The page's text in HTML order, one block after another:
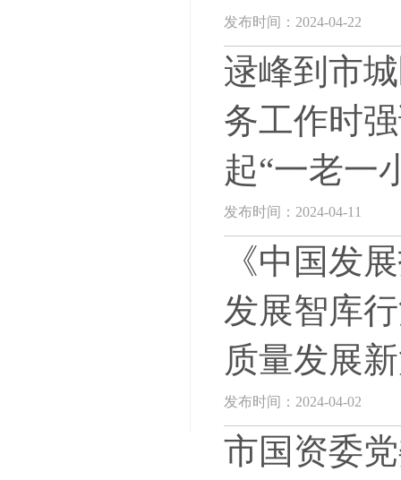
发布时间：2024-04-22
逯峰到市
务工作时
起“一老一
发布时间：2024-04-11
《中国发
发展智库
质量发展
发布时间：2024-04-02
市国资委